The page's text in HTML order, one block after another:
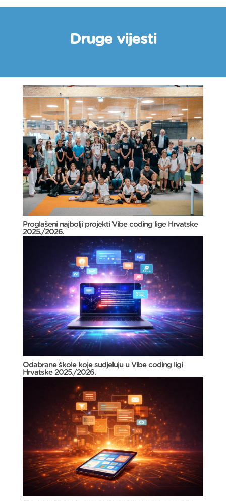
Druge vijesti
Proglašeni najbolji projekti Vibe coding lige Hrvatske
2025./2026.
Odabrane škole koje sudjeluju u Vibe coding ligi
Hrvatske 2025./2026.